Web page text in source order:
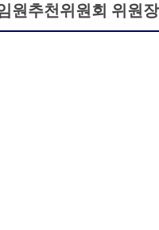
원추천위원회 위원장